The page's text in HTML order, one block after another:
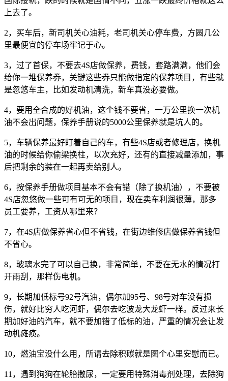
上去了。
2，买车后，新司机关心油耗，老司机关心停车费，方圆几公
里最便宜的停车场牢记于心。
3，过了首保，不要去4S店做保养，费钱，套路满满，他们会
给你一堆保养券，关键这些券只能做指定的保养项目，有些就
是忽悠车主，比如发动机清洗，新车真没必要做。
4，要用全合成的好机油，这个钱不要省，一万公里换一次机
油不会出问题，保养手册说的5000公里保养就是坑人的。
5，车辆保养最好盯着自己的车，有些4S店或者修理店，换机
油的时候给你偷梁换柱，以次充好，还有的直接减量添加，事
后把剩余的装在一起再卖给别人。
6，按保养手册做项目基本不会有错（除了换机油），不要被
4S店忽悠做一些可有可无的项目，现在卖车利润很薄，那多
员工要养，工资从哪里来？
7，在4S店做保养省心但不省钱，在街边维修店做保养省钱但
不省心。
8，玻璃水完了可以自己换，非常简单，不要在无水的情况打
开雨刮，那样伤电机。
9，长期加低标号92号汽油，偶尔加95号、98号对车没有损
伤，就好比穷人吃河虾，偶尔去吃波龙大龙虾一样。反过来长
期加好油的汽车，就不要加错了低标的油，严重的情况会让发
动机瘫痪。
10，燃油宝没什么用，所谓去除积碳就是图个心里安慰而已。
11，遇到狗狗在轮胎撒尿，一定要用特殊消毒剂处理，去除狗